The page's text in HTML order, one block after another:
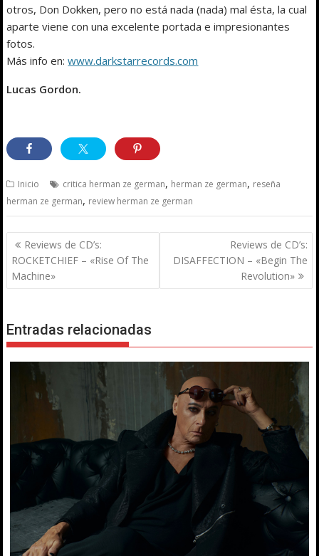
otros, Don Dokken, pero no está nada (nada) mal ésta, la cual
aparte viene con una excelente portada e impresionantes
fotos.
Más info en:www.darkstarrecords.com
Lucas Gordon.
Inicio critica herman ze german, herman ze german, reseña
herman ze german, review herman ze german
Navegación
de
entradas
Reviews de CD’s:
ROCKETCHIEF – «Rise Of The
Machine»
Reviews de CD’s:
DISAFFECTION – «Begin The
Revolution»
Entradas relacionadas